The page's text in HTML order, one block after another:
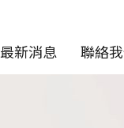
最新消息 聯絡